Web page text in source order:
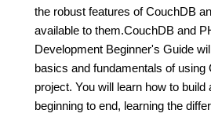
the robust features of CouchDB
available to them.CouchDB and
Development Beginner's Guide
basics and fundamentals of using
project. You will learn how to build
beginning to end, learning the